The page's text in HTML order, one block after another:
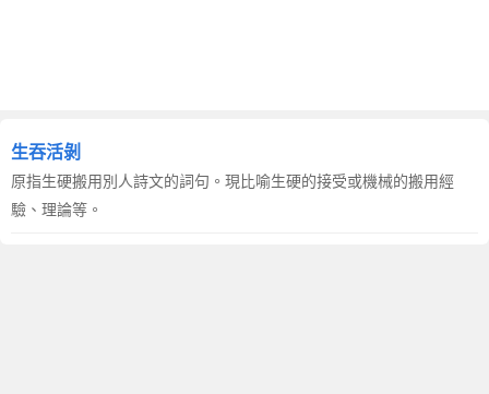
生吞活剝
原指生硬搬用別人詩文的詞句。現比喻生硬的接受或機械的搬用經
驗、理論等。